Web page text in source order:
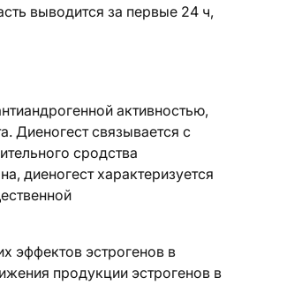
выводится за первые 24 ч,
активностью,
Диеногест связывается с
сродства
диеногест характеризуется
эффектов эстрогенов в
продукции эстрогенов в